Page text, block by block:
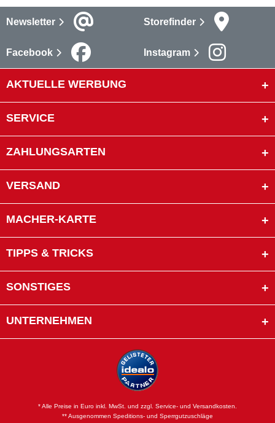
Newsletter Storefinder
Facebook Instagram
AKTUELLE WERBUNG
SERVICE
ZAHLUNGSARTEN
VERSAND
MACHER-KARTE
TIPPS & TRICKS
SONSTIGES
UNTERNEHMEN
* Alle Preise in Euro inkl. MwSt. und zzgl. Service- und Versandkosten.
** Ausgenommen Speditions- und Sperrgutzuschläge